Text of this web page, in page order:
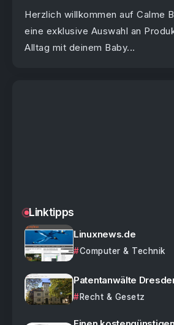
Herzlich willkommen auf Calme
eine exklusive Auswahl an
Alltag mit deinem Baby...
Linktipps
Linuxnews.de
Computer & Technik
Patentanwälte
Recht & Gesetz